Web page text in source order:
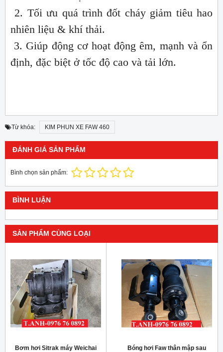
2. Tối ưu quá trình đốt cháy giảm tiêu hao
nhiên liệu & khí thải.
3. Giúp động cơ hoạt động êm, mạnh và ổn
định, đặc biệt ở tốc độ cao và tải lớn.
Từ khóa: KIM PHUN XE FAW 460
ĐÁNH GIÁ SẢN PHẨM
Bình chọn sản phẩm:
BÌNH LUẬN
SẢN PHẨM CÙNG LOẠI
Bơm hơi Sitrak máy Weichai Bóng hơi Faw thân mập sau